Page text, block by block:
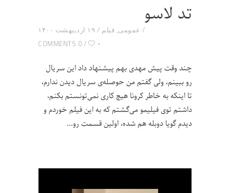
تد لاسو
۱۹ اردیبهشت ۱۴۰۰ عمومی, فیلم
0 COMMENTS
۰
چند وقت پیش مهدی بهم پیشنهاد داد این سریال
رو ببینم، ولی گفتم من حوصله‌ی سریال دیدن ندارم،
تا اینکه به خاطر کرونا هیچ کاری نمی‌تونستم بکنم،
داشتم توی فیلیمو می‌گشتم که به این فیلم خوردم و
دیدم گویا دوبله هم شده، اولین قسمت رو